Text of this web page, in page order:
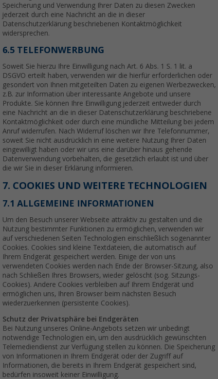
Speicherung und Verwendung Ihrer Daten zu diesen Zwecken
jederzeit durch eine Nachricht an die in dieser
Datenschutzerklärung beschriebenen Kontaktmöglichkeit
widersprechen.
6.5 TELEFONWERBUNG
Soweit Sie hierzu Ihre Einwilligung nach Art. 6 Abs. 1 S. 1 lit. a
DSGVO erteilt haben, verwenden wir die hierfür erforderlichen oder
gesondert von Ihnen mitgeteilten Daten zu eigenen Werbezwecken,
z.B. zur Information über interessante Angebote und unsere
Produkte. Sie können Ihre Einwilligung jederzeit entweder durch
eine Nachricht an die in dieser Datenschutzerklärung beschriebene
Kontaktmöglichkeit oder durch eine mündliche Mitteilung bei jedem
Anruf widerrufen. Nach Widerruf löschen wir Ihre Telefonnummer,
soweit Sie nicht ausdrücklich in eine weitere Nutzung Ihrer Daten
eingewilligt haben oder wir uns eine darüber hinaus gehende
Datenverwendung vorbehalten, die gesetzlich erlaubt ist und über
die wir Sie in dieser Erklärung informieren.
7. COOKIES UND WEITERE TECHNOLOGIEN
7.1 ALLGEMEINE INFORMATIONEN
Um den Besuch unserer Webseite attraktiv zu gestalten und die
Nutzung bestimmter Funktionen zu ermöglichen, verwenden wir
auf verschiedenen Seiten Technologien einschließlich sogenannter
Cookies. Cookies sind kleine Textdateien, die automatisch auf
Ihrem Endgerät gespeichert werden. Einige der von uns
verwendeten Cookies werden nach Ende der Browser-Sitzung, also
nach Schließen Ihres Browsers, wieder gelöscht (sog. Sitzungs-
Cookies). Andere Cookies verbleiben auf Ihrem Endgerät und
ermöglichen uns, Ihren Browser beim nächsten Besuch
wiederzuerkennen (persistente Cookies).
Schutz der Privatsphäre bei Endgeräten
Bei Nutzung unseres Online-Angebots setzen wir unbedingt
notwendige Technologien ein, um den ausdrücklich gewünschten
Telemediendienst zur Verfügung stellen zu können. Die Speicherung
von Informationen in Ihrem Endgerät oder der Zugriff auf
Informationen, die bereits in Ihrem Endgerät gespeichert sind,
bedürfen insoweit keiner Einwilligung.